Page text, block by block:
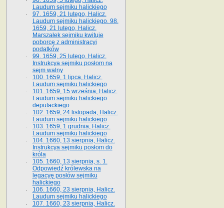
Laudum sejmiku halickiego
97. 1659, 21 lutego, Halicz.
Laudum sejmiku halickiego. 98.
1659, 21 lutego, Halicz.
Marszałek sejmiku kwituje
poborcę z administracyi
podatków
99. 1659, 25 lutego, Halicz.
Instrukcya sejmiku posłom na
sejm walny
100. 1659, 1 lipca, Halicz.
Laudum sejmiku halickiego
101. 1659, 15 września, Halicz.
Laudum sejmiku halickiego
deputackiego
102. 1659, 24 listopada, Halicz.
Laudum sejmiku halickiego
103. 1659, 1 grudnia, Halicz.
Laudum sejmiku halickiego
104. 1660, 13 sierpnia, Halicz.
Instrukcya sejmiku posłom do
króla
105. 1660, 13 sierpnia, s. 1.
Odpowiedź królewska na
legacyę posłów sejmiku
halickiego
106. 1660, 23 sierpnia, Halicz.
Laudum sejmiku halickiego
107. 1660, 23 sierpnia, Halicz.